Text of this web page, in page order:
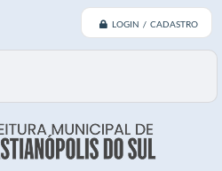
LOGIN / CADASTRO